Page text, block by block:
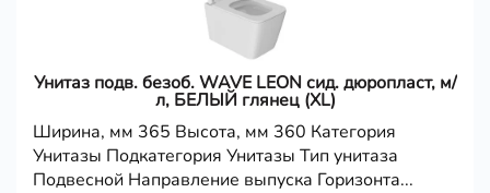
Унитаз подв. безоб. WAVE LEON сид. дюропласт, м/
л, БЕЛЫЙ глянец (XL)
Ширина, мм 365 Высота, мм 360 Категория
Унитазы Подкатегория Унитазы Тип унитаза
Подвесной Направление выпуска Горизонта...